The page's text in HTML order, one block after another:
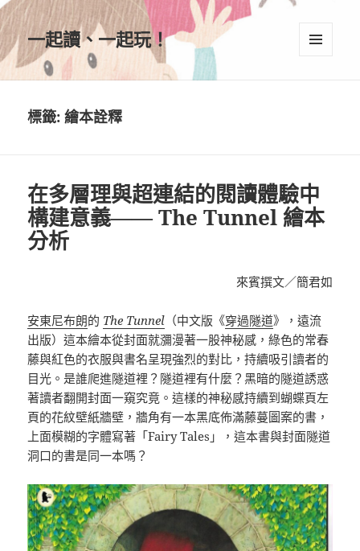
一起讀、一起玩！
標籤:繪本詮釋
在多層理與超連結的閱讀體驗中
構建意義—— The Tunnel 繪本
分析
來賓撰文／簡君如
安東尼布朗的 The Tunnel （中文版《穿過隧道》，遠流
出版）這本繪本從封面就瀰漫著一股神秘感，綠色的常春
藤與紅色的衣服與書名呈現強烈的對比，持續吸引讀者的
目光。是誰爬進隧道裡？隧道裡有什麼？黑暗的隧道誘惑
著讀者翻開封面一窺究竟。這樣的神秘感持續到蝴蝶頁左
頁的花紋壁紙牆壁，牆角有一本黑底佈滿藤蔓圖案的書，
上面模糊的字體寫著「Fairy Tales」，這本書與封面隧道
洞口的書是同一本嗎？